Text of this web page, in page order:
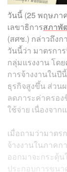
วันนี้ (25 พฤษภา
เลขาธิการสภาพั
(สศช.) กล่าวถึงก
วันนี้ว่า มาตรกา
กลุ่มแรงงาน โด
การจ้างงานใน
ธุรกิจสูงขึ้น ส่วน
ลดภาระค่าครอ
ใช้จ่าย เนื่องจา
เมื่อถามว่ามาตร
จ้างงานในภาคก
ออกมาจะกระตุ้น
ประกอบการขนา